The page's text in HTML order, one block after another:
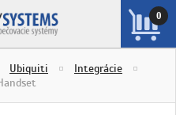
0
ZOBRAZIŤ
Ubiquiti
Integrácie